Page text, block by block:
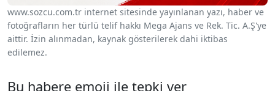
www.sozcu.com.tr internet sitesinde yayınlanan yazı, haber ve
fotoğrafların her türlü telif hakkı Mega Ajans ve Rek. Tic. A.Ş'ye
aittir. İzin alınmadan, kaynak gösterilerek dahi iktibas
edilemez.
Bu habere emoji ile tepki ver